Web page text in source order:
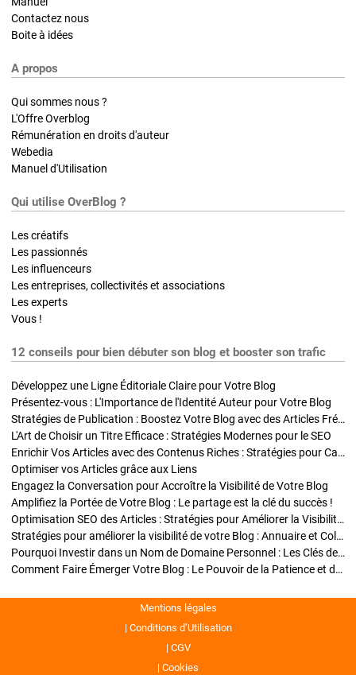
Contactez nous
Boite à idées
A propos
Qui sommes nous ?
L'Offre Overblog
Rémunération en droits d'auteur
Webedia
Manuel d'Utilisation
Qui utilise OverBlog ?
Les créatifs
Les passionnés
Les influenceurs
Les entreprises, collectivités et associations
Les experts
Vous !
12 conseils pour bien débuter son blog et booster son trafic
Développez une Ligne Éditoriale Claire pour Votre Blog
Présentez-vous : L'Importance de l'Identité Auteur pour Votre Blog
Stratégies de Publication : Boostez Votre Blog avec des Articles Fréquents et Exclusifs
L'Art de Choisir un Titre Efficace : Stratégies Modernes pour le SEO
Enrichir Vos Articles avec des Contenus Riches : Stratégies pour Captiver et Optimiser
Optimiser vos Articles grâce aux Liens
Engagez la Conversation pour Accroître la Visibilité de Votre Blog
Amplifiez la Portée de Votre Blog : Le partage est la clé du succès !
Optimisation SEO des Articles : Stratégies pour Améliorer la Visibilité de Votre Blog
Stratégies pour améliorer la visibilité de votre Blog : Annuaire et Collaborations
Pourquoi Investir dans un Nom de Domaine Personnel : Les Clés de la Réussite de Votre Blog
Comment Faire Émerger Votre Blog : Le Pouvoir de la Patience et de la Persévérance
Mentions légales
Conditions d’Utilisation
CGV
Cookies